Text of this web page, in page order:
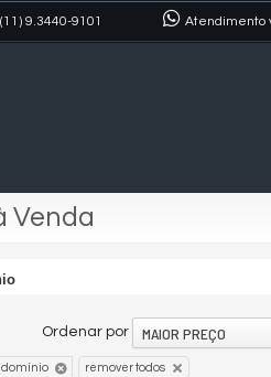
(11) 9.3440-9101 Atendimento
Venda
Ordenar por MAIOR PREÇO
remover todos